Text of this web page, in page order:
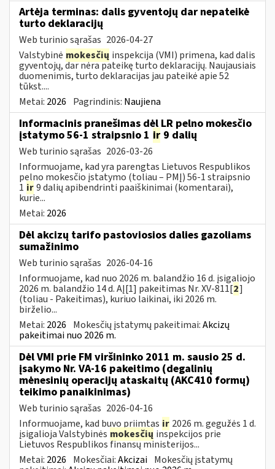
Artėja terminas: dalis gyventojų dar nepateikė
turto deklaracijų
Web turinio sąrašas 2026-04-27
Valstybinė mokesčių inspekcija (VMI) primena, kad dalis
gyventojų, dar nėra pateikę turto deklaracijų. Naujausiais
duomenimis, turto deklaracijas jau pateikė apie 52
tūkst....
Metai: 2026 Pagrindinis: Naujiena
Informacinis pranešimas dėl LR pelno mokesčio
įstatymo 56-1 straipsnio 1 ir 9 dalių
Web turinio sąrašas 2026-03-26
Informuojame, kad yra parengtas Lietuvos Respublikos
pelno mokesčio įstatymo (toliau – PMĮ) 56-1 straipsnio
1 ir9 dalių apibendrinti paaiškinimai (komentarai),
kurie...
Metai: 2026
Dėl akcizų tarifo pastoviosios dalies gazoliams
sumažinimo
Web turinio sąrašas 2026-04-16
Informuojame, kad nuo 2026 m. balandžio 16 d. įsigaliojo
2026 m. balandžio 14 d. AĮ[1] pakeitimas Nr. XV-811[2]
(toliau - Pakeitimas), kuriuo laikinai, iki 2026 m.
birželio...
Metai: 2026 Mokesčių įstatymų pakeitimai:Akcizų
pakeitimai nuo 2026 m.
Dėl VMI prie FM viršininko 2011 m. sausio 25 d.
įsakymo Nr. VA-16 pakeitimo (degalinių
mėnesinių operacijų ataskaitų (AKC410 formų)
teikimo panaikinimas)
Web turinio sąrašas 2026-04-16
Informuojame, kad buvo priimtas ir 2026 m. gegužės 1 d.
įsigalioja Valstybinės mokesčių inspekcijos prie
Lietuvos Respublikos finansų ministerijos...
Metai: 2026 Mokesčiai:Akcizai Mokesčių įstatymų